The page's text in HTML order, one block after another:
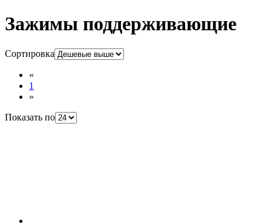
Зажимы поддерживающие
Сортировка
«
1
»
Показать по